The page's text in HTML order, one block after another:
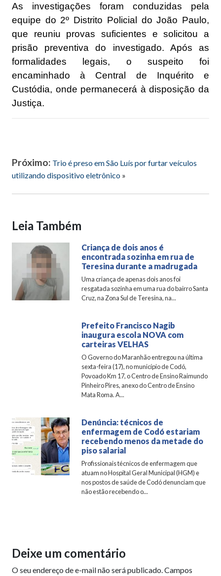
As investigações foram conduzidas pela
equipe do 2º Distrito Policial do João Paulo,
que reuniu provas suficientes e solicitou a
prisão preventiva do investigado. Após as
formalidades legais, o suspeito foi
encaminhado à Central de Inquérito e
Custódia, onde permanecerá à disposição da
Justiça.
Próximo: Trio é preso em São Luís por furtar veículos
utilizando dispositivo eletrônico »
Leia Também
Criança de dois anos é
encontrada sozinha em rua de
Teresina durante a madrugada
Uma criança de apenas dois anos foi
resgatada sozinha em uma rua do bairro Santa
Cruz, na Zona Sul de Teresina, na...
Prefeito Francisco Nagib
inaugura escola NOVA com
carteiras VELHAS
O Governo do Maranhão entregou na última
sexta-feira (17), no município de Codó,
Povoado Km 17, o Centro de Ensino Raimundo
Pinheiro Pires, anexo do Centro de Ensino
Mata Roma. A...
Denúncia: técnicos de
enfermagem de Codó estariam
recebendo menos da metade do
piso salarial
Profissionais técnicos de enfermagem que
atuam no Hospital Geral Municipal (HGM) e
nos postos de saúde de Codó denunciam que
não estão recebendo o...
Deixe um comentário
O seu endereço de e-mail não será publicado.Campos